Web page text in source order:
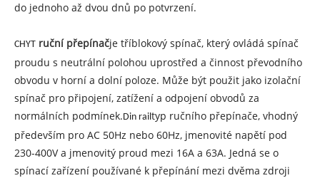
do jednoho až dvou dnů po potvrzení.
CHYT ruční přepínačje tříblokový spínač, který ovládá spínač
proudu s neutrální polohou uprostřed a činnost převodního
obvodu v horní a dolní poloze. Může být použit jako izolační
spínač pro připojení, zatížení a odpojení obvodů za
normálních podmínek.Din railtyp ručního přepínače, vhodný
především pro AC 50Hz nebo 60Hz, jmenovité napětí pod
230-400V a jmenovitý proud mezi 16A a 63A. Jedná se o
spínací zařízení používané k přepínání mezi dvěma zdroji